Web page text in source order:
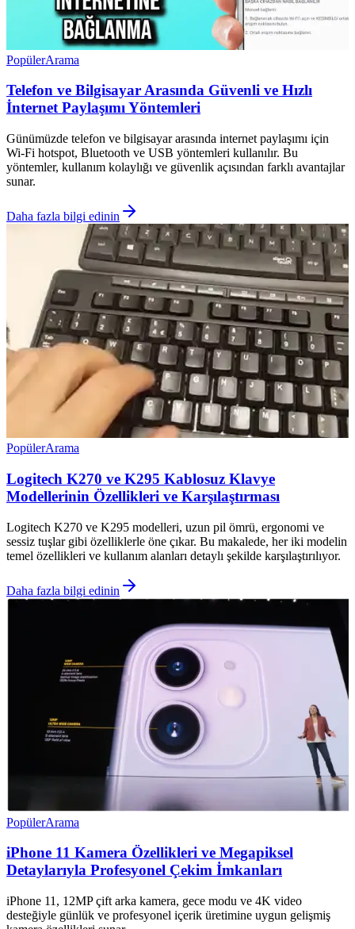
PopülerArama
Telefon ve Bilgisayar Arasında Güvenli ve Hızlı
İnternet Paylaşımı Yöntemleri
Günümüzde telefon ve bilgisayar arasında internet paylaşımı için
Wi-Fi hotspot, Bluetooth ve USB yöntemleri kullanılır. Bu
yöntemler, kullanım kolaylığı ve güvenlik açısından farklı avantajlar
sunar.
Daha fazla bilgi edinin
PopülerArama
Logitech K270 ve K295 Kablosuz Klavye
Modellerinin Özellikleri ve Karşılaştırması
Logitech K270 ve K295 modelleri, uzun pil ömrü, ergonomi ve
sessiz tuşlar gibi özelliklerle öne çıkar. Bu makalede, her iki modelin
temel özellikleri ve kullanım alanları detaylı şekilde karşılaştırılıyor.
Daha fazla bilgi edinin
PopülerArama
iPhone 11 Kamera Özellikleri ve Megapiksel
Detaylarıyla Profesyonel Çekim İmkanları
iPhone 11, 12MP çift arka kamera, gece modu ve 4K video
desteğiyle günlük ve profesyonel içerik üretimine uygun gelişmiş